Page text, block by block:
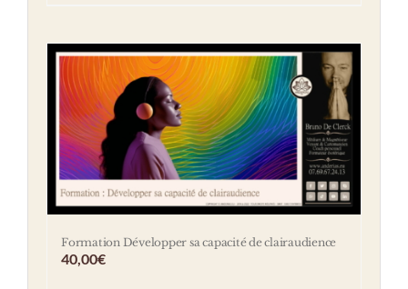
Formation Développer sa capacité de clairaudience
40,00€